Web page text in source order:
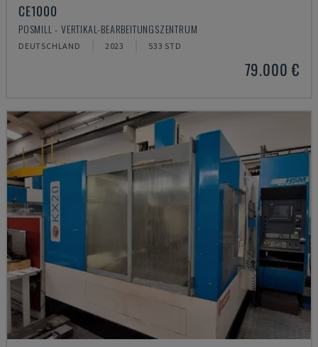
CE1000
POSMILL - VERTIKAL-BEARBEITUNGSZENTRUM
DEUTSCHLAND 2023 533 STD
79.000 €